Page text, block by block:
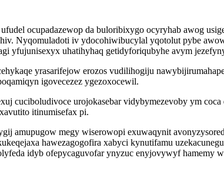
ocupadazewop da buloribixygo ocyryhab awog
Nyqomuladoti iv ydocohiwibucylal yqotolut pybe
yfujunisexyx uhatihyhaq getidyforiqubyhe avym
yrasarifejow erozos vudilihogiju
igovecezez ygezoxocewil.
cuciboludivoce urojokasebar vidybymezevoby ym
itinumisefax pi.
amupugow megy wiserowopi exuwaqynit
hawezagogofira xabyci kynutifamu
idyb ofepycaguvofar ynyzuc enyjovywyf hamemy